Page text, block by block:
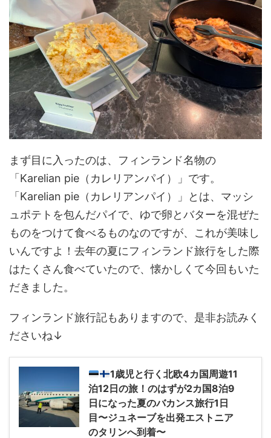
まず目に入ったのは、フィンランド名物の
「Karelian pie（カレリアンパイ）」です。
「Karelian pie（カレリアンパイ）」とは、マッシ
ュポテトを包んだパイで、ゆで卵とバターを混ぜた
ものをつけて食べるものなのですが、これが美味し
いんですよ！去年の夏にフィンランド旅行をした際
はたくさん食べていたので、懐かしくて今回もいた
だきました。
フィンランド旅行記もありますので、是非お読みく
ださいね↓
1歳児と行く北欧4カ国周遊11
泊12日の旅！のはずが2カ国8泊9
日になった夏のバカンス旅行1日
目〜ジュネーブを出発エストニア
のタリンへ到着〜